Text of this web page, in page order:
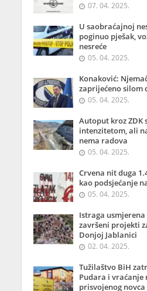
07. 04. 2025.
U saobraćajnoj
poginuo pješak,
nesreće
05. 04. 2025.
Konaković:
zaprijećeno silom
05. 04. 2025.
Autoput kroz ZDK
intenzitetom, ali
nema radova
05. 04. 2025.
Crvena nit duga
kao podsjećanje
05. 04. 2025.
Istraga
završeni projekti
Donjoj Jablanici
02. 04. 2025.
Tužilaštvo BiH
Pudara i vraćanje
prisvojenog novca